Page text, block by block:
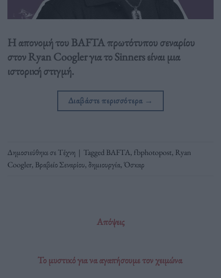
Η απονομή του BAFTA πρωτότυπου σεναρίου
στον Ryan Coogler για το Sinners είναι μια
ιστορική στιγμή.
Διαβάστε περισσότερα →
Δημοσιεύθηκε σεΤέχνη | TaggedBAFTA, fbphotopost, Ryan
Coogler, Βραβείο Σεναρίου,δημιουργία,Όσκαρ
Απόψεις
Το μυστικό για να αγαπήσουμε τον χειμώνα